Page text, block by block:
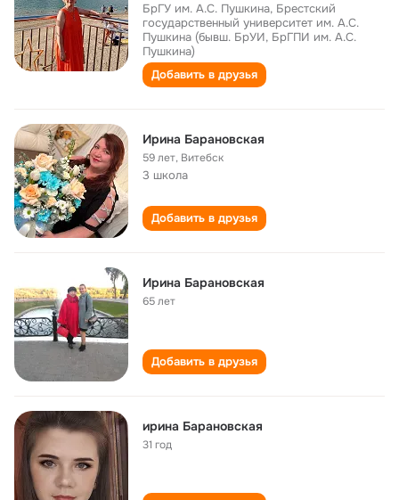
БрГУ им. А.С. Пушкина, Брестский
государственный университет им. А.С.
Пушкина (бывш. БрУИ, БрГПИ им. А.С.
Пушкина)
Добавить в друзья
Ирина Барановская
59 лет, Витебск
3 школа
Добавить в друзья
Ирина Барановская
65 лет
Добавить в друзья
ирина Барановская
31 год